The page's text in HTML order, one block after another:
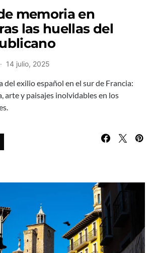
memoria en
las huellas del
14 julio, 2025
del exilio español en el sur de Francia:
arte y paisajes inolvidables en los